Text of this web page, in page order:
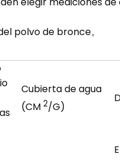
polvo de bronce。
Cubierta de agua
(CM 2/G)